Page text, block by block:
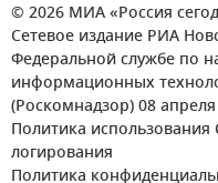
© 2026 МИА «Россия
Сетевое издание РИА
Федеральной службе по
информационных
(Роскомнадзор) 08 апреля
Политика использования
логирования
Политика